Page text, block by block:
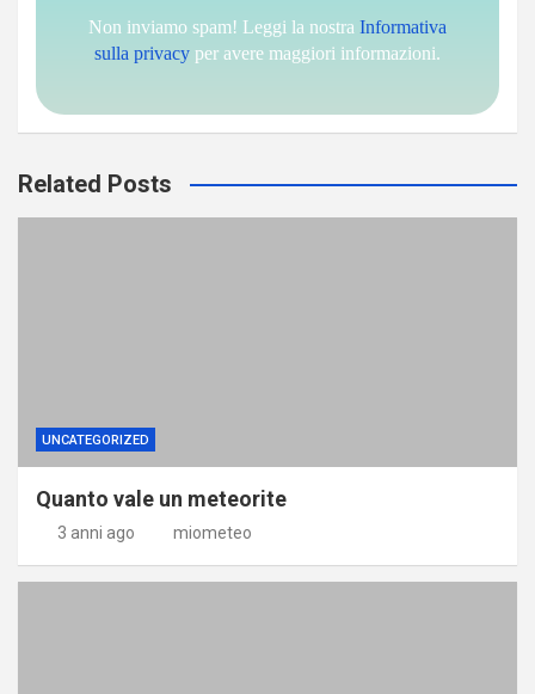
Non inviamo spam! Leggi la nostra Informativa
sulla privacy per avere maggiori informazioni.
Related Posts
UNCATEGORIZED
Quanto vale un meteorite
3 anni ago miometeo